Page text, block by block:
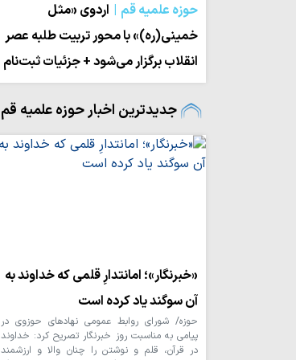
حوزه علمیه قم
اردوی «مثل
خمینی(ره)» با محور تربیت طلبه عصر
انقلاب برگزار می‌شود + جزئیات ثبت‌نام
جدیدترین اخبار حوزه علمیه قم
«خبرنگار»؛ امانتدارِ قلمی که خداوند به
آن سوگند یاد کرده است
حوزه/ شورای روابط عمومی نهادهای حوزوی در
پیامی به مناسبت روز خبرنگار تصریح کرد: خداوند
در قرآن، قلم و نوشتن را چنان والا و ارزشمند